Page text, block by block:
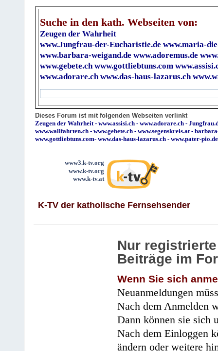
Suche in den kath. Webseiten von:
Zeugen der Wahrheit
www.Jungfrau-der-Eucharistie.de www.maria-
www.barbara-weigand.de www.adoremus.de
www.gebete.ch www.gottliebtuns.com
www.adorare.ch www.das-haus-lazarus.ch
Dieses Forum ist mit folgenden Webseiten verlinkt
Zeugen der Wahrheit- www.assisi.ch - www.adorare.ch -
www.wallfahrten.ch - www.gebete.ch - www.segenskreis.at-
www.gottliebtuns.com- www.das-haus-lazarus.ch - www.pater-pio.de
www3.k-tv.org
www.k-tv.org
www.k-tv.at
K-TV der katholische Fernsehsender
Nur
Beiträge im
Wenn Sie sich
Neuanmeldungen
Nach dem Anmelden
Dann können sie sich
Nach dem Einloggen
ändern oder weitere